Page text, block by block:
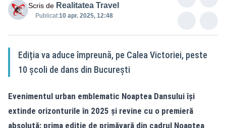
Scris de Realitatea Travel
Publicat:10 apr. 2025, 12:48
Ediția va aduce împreună, pe Calea Victoriei, peste
10 școli de dans din București
Evenimentul urban emblematic Noaptea Dansului își
extinde orizonturile în 2025 și revine cu o premieră
absolută: prima ediție de primăvară din cadrul Noaptea